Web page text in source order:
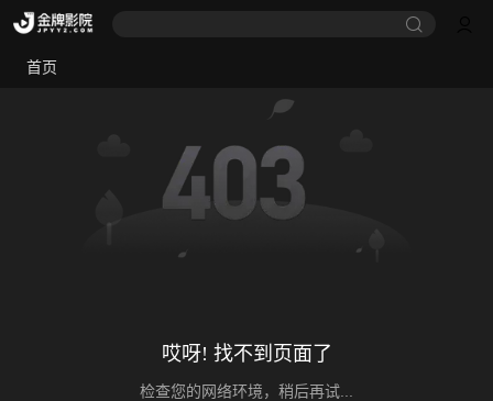
首页
哎呀! 找不到页面了
检查您的网络环境，稍后再试...